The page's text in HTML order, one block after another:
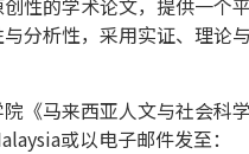
性的学术论文，提供一个
分析性，采用实证、理论
马来西亚人文与社会科学
或以电子邮件发至：